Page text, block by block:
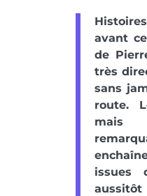
avant
de
très
sans
route.
issues